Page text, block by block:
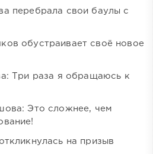
перебрала свои баулы с
обустраивает своё новое
Три раза я обращаюсь к
Это сложнее, чем
на призыв